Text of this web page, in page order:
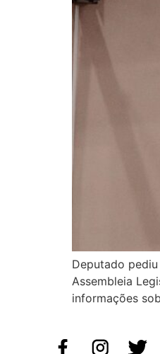
Deputado
Assembleia
informações